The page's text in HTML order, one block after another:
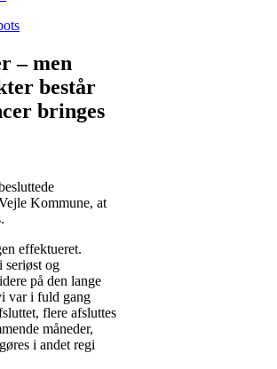
– men
består
bringes
Kommune, at
effektueret.
seriøst og
på den lange
var i fuld gang
flere afsluttes
måneder,
i andet regi